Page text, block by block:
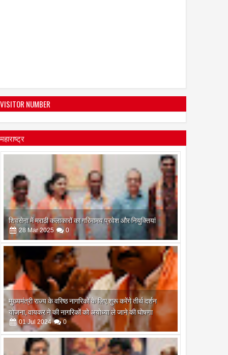
VISITOR NUMBER
महाराष्ट्र
शिवसेना में मराठी कलाकारों का गरिमामय प्रवेश और नियुक्तियां
28 Mar 2025 0
मुख्यमंत्री राज्य के वरिष्ठ नागरिकों के लिए शुरू करेंगे तीर्थ दर्शन
योजना, वायकर ने की नागरिकों को अयोध्या ले जाने की घोषणा
01 Jul 2024 0